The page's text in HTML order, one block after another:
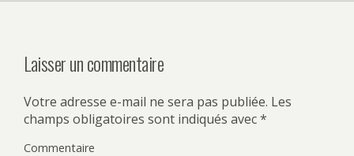
Laisser un commentaire
Votre adresse e-mail ne sera pas publiée. Les
champs obligatoires sont indiqués avec*
Commentaire